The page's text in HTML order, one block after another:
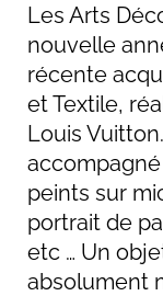
Les Arts
nouvelle
récente
et Textile,
Louis
peints sur
portrait de
etc … Un
absolument